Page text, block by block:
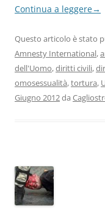
Continua a leggere→
Questo articolo è stato
Amnesty International,
dell'Uomo,diritti civili,
omosessualità,tortura,
Giugno 2012da